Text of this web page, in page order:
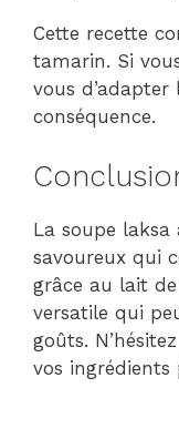
Cette recette
tamarin. Si
vous d’adapter
conséquence.
La soupe
savoureux qui
grâce au lait de
versatile qui
goûts.
vos ingrédients